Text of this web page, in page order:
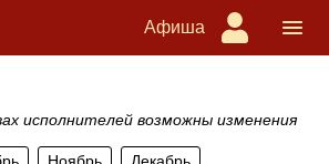
Афиша
исполнителей возможны изменения